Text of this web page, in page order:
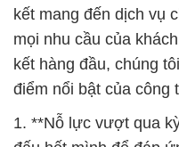
kết mang đến dịch vụ
mọi nhu cầu của
kết hàng đầu, chúng
điểm nổi bật của công
1. **Nỗ lực vượt qua